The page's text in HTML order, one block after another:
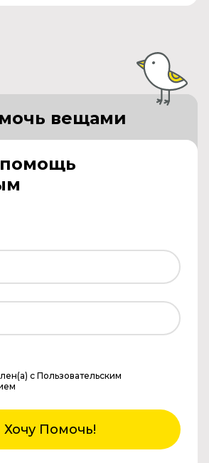
помощь
вещами
с Пользовательским
Хочу Помочь!